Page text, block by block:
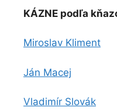
KÁZNE podľa
Miroslav Kliment
Ján Macej
Vladimír Slovák